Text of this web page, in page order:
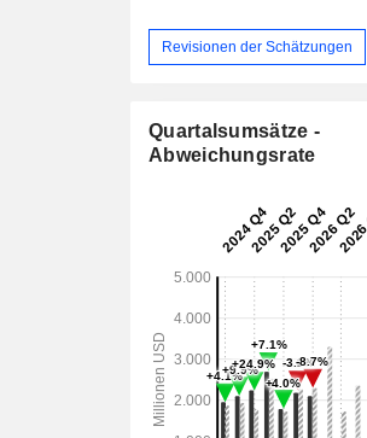
Revisionen der Schätzungen
Quartalsumsätze -
Abweichungsrate